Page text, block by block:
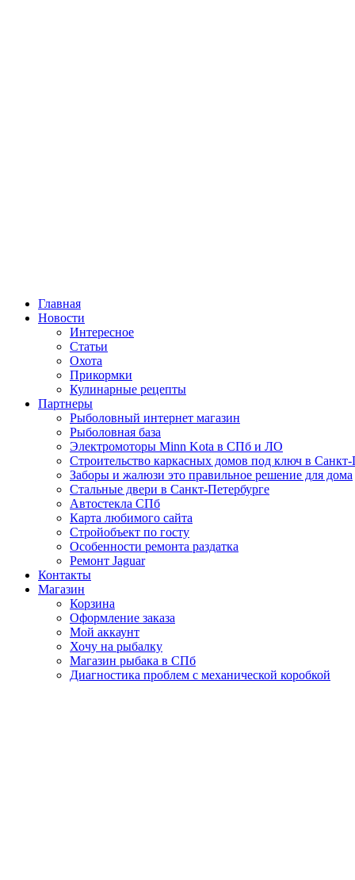
Главная
Новости
Интересное
Статьи
Охота
Прикормки
Кулинарные рецепты
Партнеры
Рыболовный интернет магазин
Рыболовная база
Электромоторы Minn Kota в СПб и ЛО
Строительство каркасных домов под ключ в Санкт-
Заборы и жалюзи это правильное решение для дома
Стальные двери в Санкт-Петербурге
Автостекла СПб
Карта любимого сайта
Стройобъект по госту
Особенности ремонта раздатка
Ремонт Jaguar
Контакты
Магазин
Корзина
Оформление заказа
Мой аккаунт
Хочу на рыбалку
Магазин рыбака в СПб
Диагностика проблем с механической коробкой